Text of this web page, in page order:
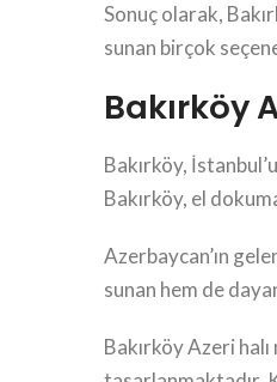
Sonuç olarak,
sunan birçok
Bakırköy
Bakırköy,
Bakırköy, el
Azerbaycan’ın
sunan hem de
Bakırköy Azeri